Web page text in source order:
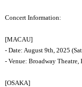
Concert Information:
[MACAU]
- Date: August 9th, 2025
- Venue: Broadway Theatre,
[OSAKA]